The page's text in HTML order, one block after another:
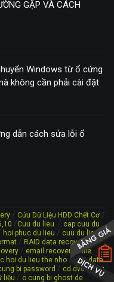
GẶP VÀ CÁCH
Windows từ ổ cứng
không cần phải cài đặt
dẫn cách sửa lỗi ổ
/ Cứu Dữ Liệu HDD Chết Cơ/
/Cuu du lieu / cap cuu du
hoi phuc du lieu / cuu du lieu
/ RAID data recovery/
/ email recovery /file
hoi du lieu the nho / lost data
bi password / cd dvd/cứu
liệu / o cung bi ghost de